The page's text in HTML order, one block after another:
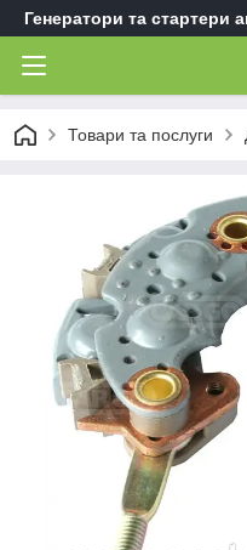
Генератори та стартери
Товари та послуги